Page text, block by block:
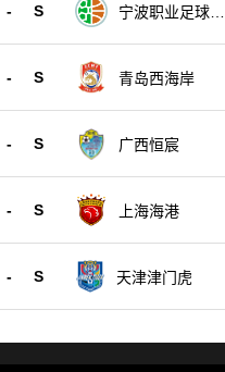
- S
宁波职业足球俱
- S 青岛西海岸
- S 广西恒宸
- S 上海海港
- S 天津津门虎